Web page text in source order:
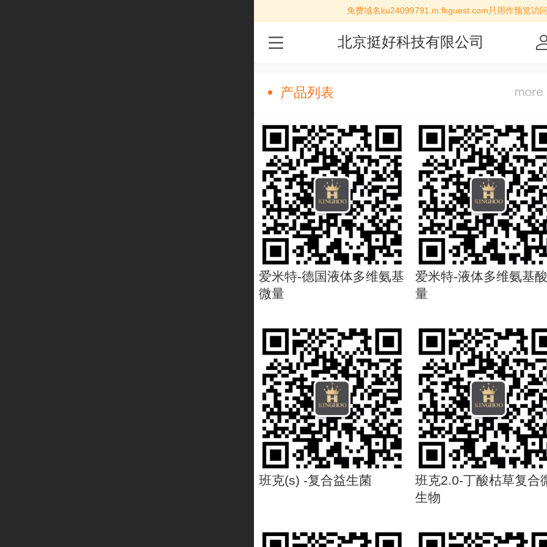
免费域名ku24099791.m.fkguest.com只用作预览访问
北京挺好科技有限公司
产品列表
爱米特-德国液体多维氨基
微量
爱米特-液体多维氨基
量
班克(s) -复合益生菌
班克2.0-丁酸枯草复合
生物